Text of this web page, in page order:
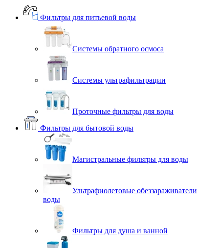
Фильтры для питьевой воды
Системы обратного осмоса
Системы ультрафильтрации
Проточные фильтры для воды
Фильтры для бытовой воды
Магистральные фильтры для воды
Ультрафиолетовые обеззараживатели
воды
Фильтры для душа и ванной